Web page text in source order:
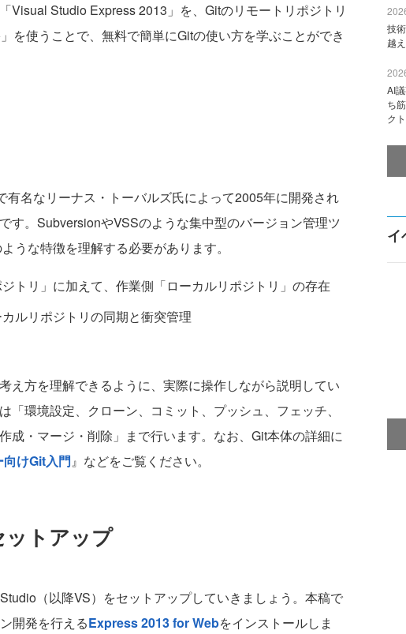
Visual Studio Express 2013」を、Gitのリモートリポジトリ
を使うことで、無料で簡単にGitの使い方を学ぶことができ
名なリーナス・トーバルズ氏によって2005年に開発され
す。SubversionやVSSのような集中型のバージョン管理ツ
うな特徴を理解する必要があります。
トリ」に加えて、作業側「ローカルリポジトリ」の存在
ルリポジトリの同期と衝突管理
え方を理解できるように、実際に操作しながら説明してい
「環境設定、クローン、コミット、プッシュ、フェッチ、
成・マージ・削除」まで行います。なお、Git本体の詳細に
けGit入門』などをご覧ください。
トアップ
（以降VS）をセットアップしていきましょう。本稿で
開発を行えるExpress 2013 for Webをインストールしま
技
越
AI
ち
ク
イ